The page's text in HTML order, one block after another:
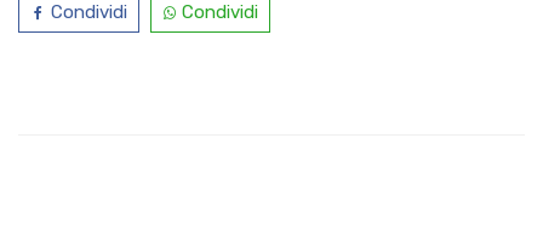
Condividi Condividi